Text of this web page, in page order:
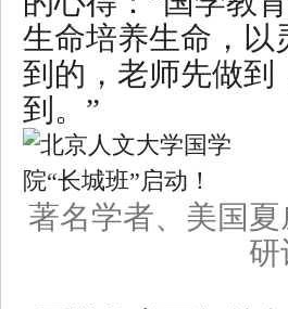
生命培养生命，以
到的，老师先做到
到。”
著名学者、美国
研